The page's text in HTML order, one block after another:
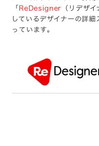
「ReDesigner （リデザ
しているデザイナーの詳
っています。